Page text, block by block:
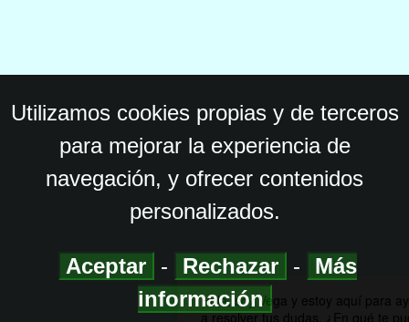
Utilizamos cookies propias y de terceros
para mejorar la experiencia de
navegación, y ofrecer contenidos
personalizados.
Aceptar - Rechazar -
Más
información